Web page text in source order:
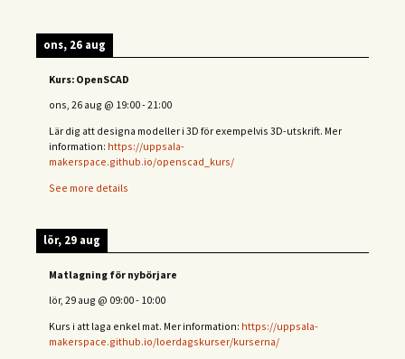
ons, 26 aug
Kurs: OpenSCAD
ons, 26 aug @ 19:00-21:00
Lär dig att designa modeller i 3D för exempelvis 3D-utskrift. Mer
information: https://uppsala-
makerspace.github.io/openscad_kurs/
See more details
lör, 29 aug
Matlagning för nybörjare
lör, 29 aug @ 09:00- 10:00
Kurs i att laga enkel mat. Mer information: https://uppsala-
makerspace.github.io/loerdagskurser/kurserna/